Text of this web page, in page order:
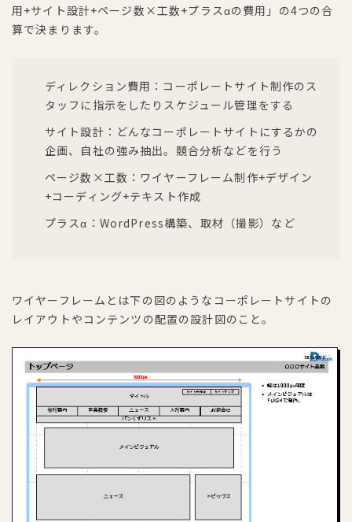
用+サイト設計+ページ数×工数+プラスαの費用」の4つの合
算で決まります。
ディレクション費用：コーポレートサイト制作のス
タッフに指示をしたりスケジュール管理をする
サイト設計：どんなコーポレートサイトにするかの
企画、自社の強み抽出。競合分析などを行う
ページ数×工数：ワイヤーフレーム制作+デザイン
+コーディング+テキスト作成
プラスα：WordPress構築、取材（撮影）など
ワイヤーフレームとは下の図のようなコーポレートサイトの
レイアウトやコンテンツの配置の設計図のこと。